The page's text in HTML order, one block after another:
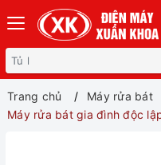
Trang chủ
Máy rửa bát
Máy rửa bát gia đình độc